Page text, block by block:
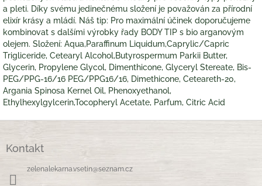
a pleti. Díky svému jedinečnému složení je považován za přírodní
elixír krásy a mládí. Náš tip: Pro maximální účinek doporučujeme
kombinovat s dalšími výrobky řady BODY TIP s bio arganovým
olejem. Složení: Aqua,Paraffinum Liquidum,Caprylic/Capric
Trigliceride, Cetearyl Alcohol,Butyrospermum Parkii Butter,
Glycerin, Propylene Glycol, Dimenthicone, Glyceryl Stereate, Bis-
PEG/PPG-16/16 PEG/PPG16/16, Dimethicone, Ceteareth-20,
Argania Spinosa Kernel Oil, Phenoxyethanol,
Ethylhexylgylcerin,Tocopheryl Acetate, Parfum, Citric Acid
Kontakt
zelenalekarna.vsetin@seznam.cz